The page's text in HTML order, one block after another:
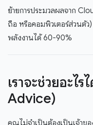
ย้ายการประมวลผลจาก
ถือ หรือคอมพิวเตอร์ส่วนตัว
พลังงานได้ 60-90%
เราจะช่วยอะไ
Advice)